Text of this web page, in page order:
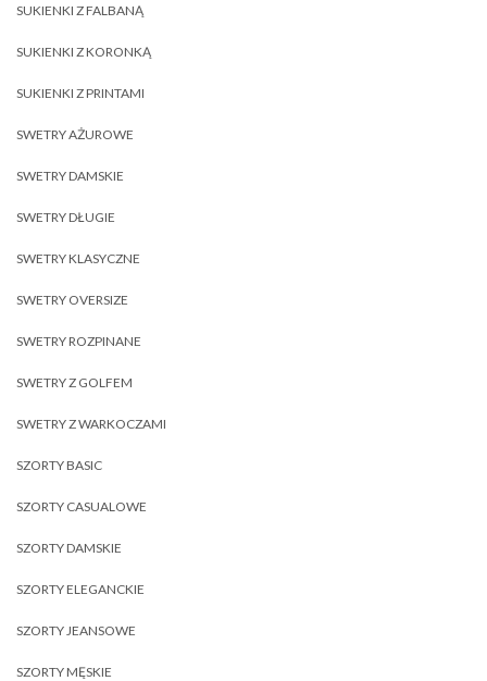
SUKIENKI Z FALBANĄ
SUKIENKI Z KORONKĄ
SUKIENKI Z PRINTAMI
SWETRY AŻUROWE
SWETRY DAMSKIE
SWETRY DŁUGIE
SWETRY KLASYCZNE
SWETRY OVERSIZE
SWETRY ROZPINANE
SWETRY Z GOLFEM
SWETRY Z WARKOCZAMI
SZORTY BASIC
SZORTY CASUALOWE
SZORTY DAMSKIE
SZORTY ELEGANCKIE
SZORTY JEANSOWE
SZORTY MĘSKIE